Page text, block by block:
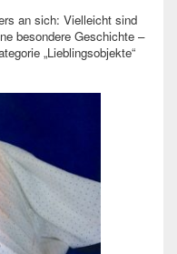
an sich: Vielleicht sind
besondere Geschichte –
„Lieblingsobjekte“